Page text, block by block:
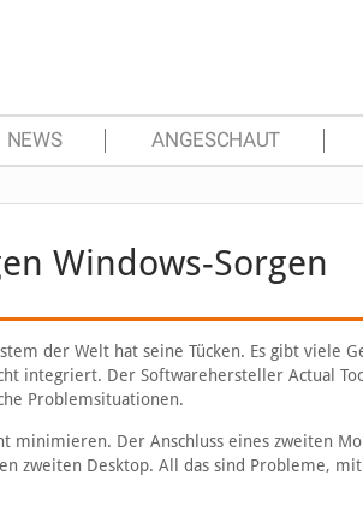
NEWS ANGESCHAUT
Windows-Sorgen
der Welt hat seine Tücken. Es gibt viele
integriert. Der Softwarehersteller Actual
Problemsituationen.
minimieren. Der Anschluss eines zweiten
zweiten Desktop. All das sind Probleme,